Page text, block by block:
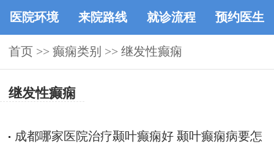
医院环境 来院路线 就诊流程 预约医生
首页 >> 癫痫类别 >> 继发性癫痫
继发性癫痫
成都哪家医院治疗颞叶癫痫好 颞叶癫痫病要怎